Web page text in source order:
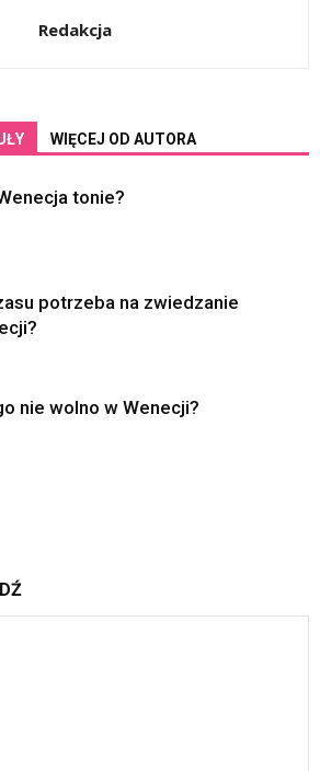
Redakcja
WIĘCEJ OD AUTORA
tonie?
potrzeba na zwiedzanie
nie wolno w Wenecji?